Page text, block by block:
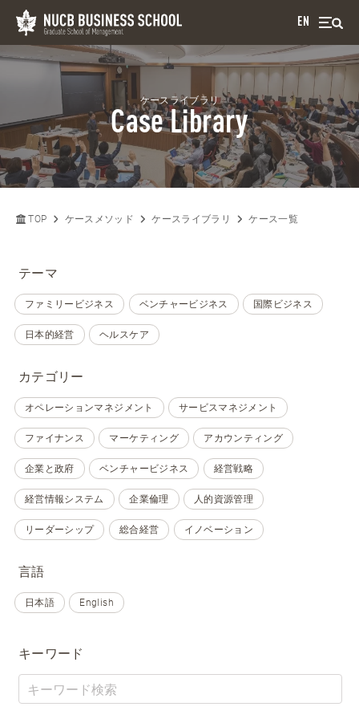
EN
ケースライブラリ
Case Library
TOP ケースメソッド ケースライブラリ ケース一覧
テーマ
ファミリービジネス ベンチャービジネス 国際ビジネス
日本的経営 ヘルスケア
カテゴリー
オペレーションマネジメント サービスマネジメント
ファイナンス マーケティング アカウンティング
企業と政府 ベンチャービジネス 経営戦略
経営情報システム 企業倫理 人的資源管理
リーダーシップ 総合経営 イノベーション
言語
日本語 English
キーワード